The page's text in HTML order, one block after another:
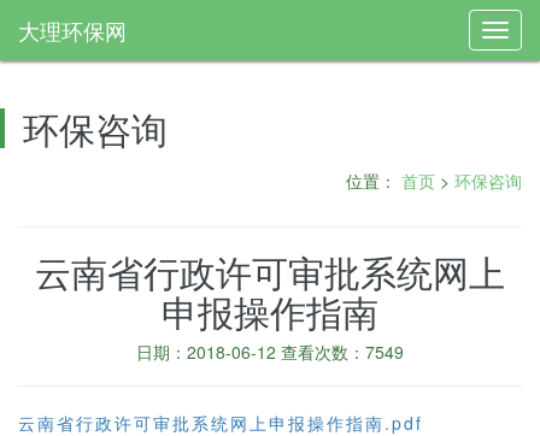
大理环保网
环保咨询
位置： 首页 > 环保咨询
云南省行政许可审批系统网上
申报操作指南
日期：2018-06-12 查看次数：7549
云南省行政许可审批系统网上申报操作指南.pdf